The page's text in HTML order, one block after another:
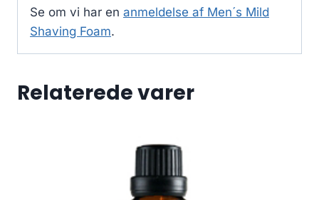
Se om vi har en anmeldelse af Men´s Mild
Shaving Foam.
Relaterede varer